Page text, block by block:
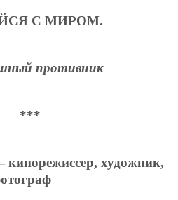
С МИРОМ.
противник
***
художник,